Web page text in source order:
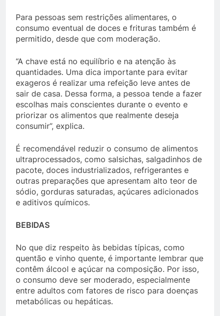
Para pessoas sem restrições alimentares, o
consumo eventual de doces e frituras também é
permitido, desde que com moderação.
“A chave está no equilíbrio e na atenção às
quantidades. Uma dica importante para evitar
exageros é realizar uma refeição leve antes de
sair de casa. Dessa forma, a pessoa tende a fazer
escolhas mais conscientes durante o evento e
priorizar os alimentos que realmente deseja
consumir”, explica.
É recomendável reduzir o consumo de alimentos
ultraprocessados, como salsichas, salgadinhos de
pacote, doces industrializados, refrigerantes e
outras preparações que apresentam alto teor de
sódio, gorduras saturadas, açúcares adicionados
e aditivos químicos.
BEBIDAS
No que diz respeito às bebidas típicas, como
quentão e vinho quente, é importante lembrar que
contêm álcool e açúcar na composição. Por isso,
o consumo deve ser moderado, especialmente
entre adultos com fatores de risco para doenças
metabólicas ou hepáticas.